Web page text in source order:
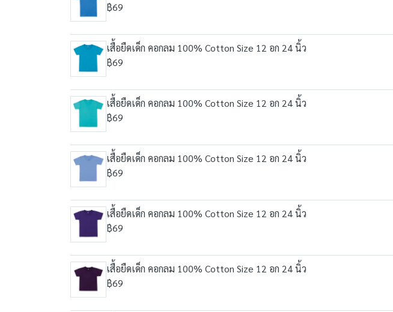
฿69
เสื้อยืดเด็ก คอกลม 100% Cotton Size 12 อก 24 นิ้ว
฿69
เสื้อยืดเด็ก คอกลม 100% Cotton Size 12 อก 24 นิ้ว
฿69
เสื้อยืดเด็ก คอกลม 100% Cotton Size 12 อก 24 นิ้ว
฿69
เสื้อยืดเด็ก คอกลม 100% Cotton Size 12 อก 24 นิ้ว
฿69
เสื้อยืดเด็ก คอกลม 100% Cotton Size 12 อก 24 นิ้ว
฿69